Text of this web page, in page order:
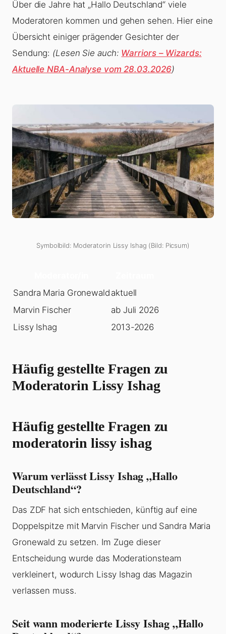
Über die Jahre hat „Hallo Deutschland“ viele
Moderatoren kommen und gehen sehen. Hier eine
Übersicht einiger prägender Gesichter der
Sendung: (Lesen Sie auch: Warriors – Wizards:
Aktuelle NBA-Analyse vom 28.03.2026)
Symbolbild: Moderatorin Lissy Ishag (Bild: Picsum)
Sandra Maria Gronewald aktuell
Marvin Fischer
ab Juli 2026
Lissy Ishag
2013-2026
Häufig gestellte Fragen zu
Moderatorin Lissy Ishag
Häufig gestellte Fragen zu
moderatorin lissy ishag
Warum verlässt Lissy Ishag „Hallo
Deutschland“?
Das ZDF hat sich entschieden, künftig auf eine
Doppelspitze mit Marvin Fischer und Sandra Maria
Gronewald zu setzen. Im Zuge dieser
Entscheidung wurde das Moderationsteam
verkleinert, wodurch Lissy Ishag das Magazin
verlassen muss.
Seit wann moderierte Lissy Ishag „Hallo